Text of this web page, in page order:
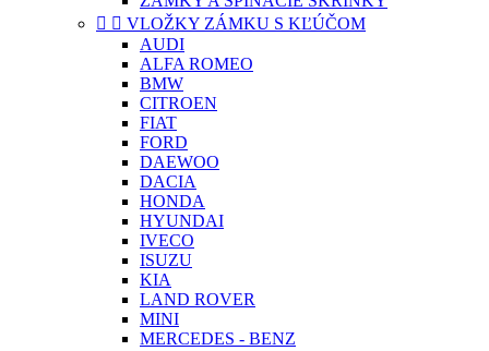
  VLOŽKY ZÁMKU S KĽÚČOM
AUDI
ALFA ROMEO
BMW
CITROEN
FIAT
FORD
DAEWOO
DACIA
HONDA
HYUNDAI
IVECO
ISUZU
KIA
LAND ROVER
MINI
MERCEDES - BENZ